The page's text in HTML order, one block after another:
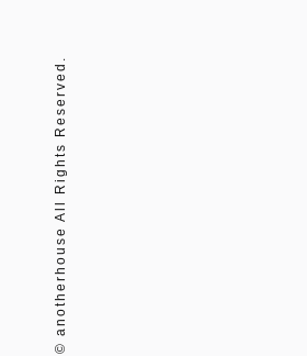
© anotherhouse All Rights Reserved.